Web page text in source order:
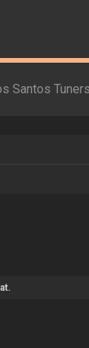
Santos Tuners